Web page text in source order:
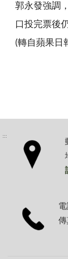
郭永發強調
口投完票後
(轉自蘋果日
:::
傳